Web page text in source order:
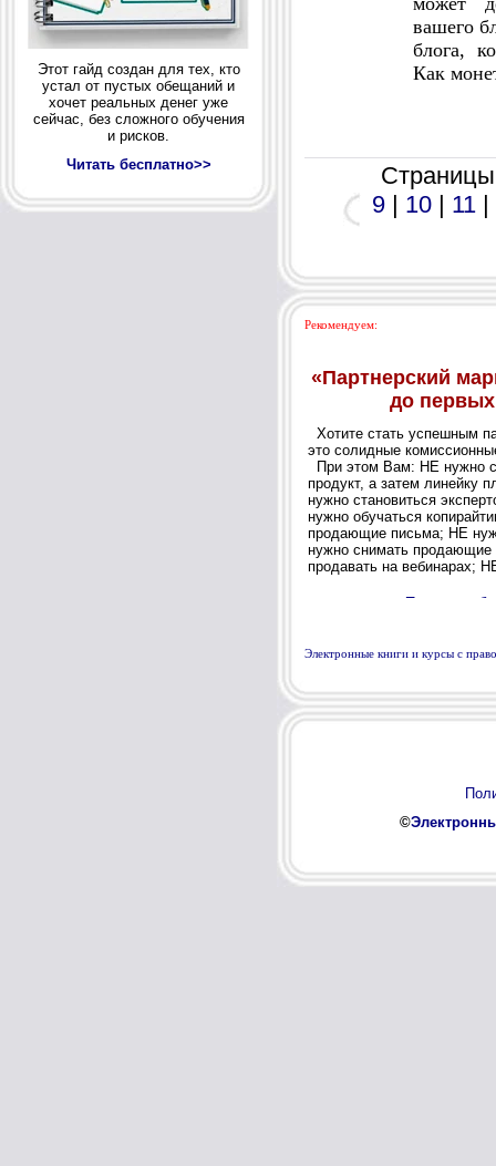
Этот гайд создан для тех, кто
устал от пустых обещаний и
хочет реальных денег уже
сейчас, без сложного обучения
и рисков.
Читать бесплатно>>
вашего
блога,
Как
9 | 10 | 11 |
Рекомендуем:
Электронные книги и курсы с
©